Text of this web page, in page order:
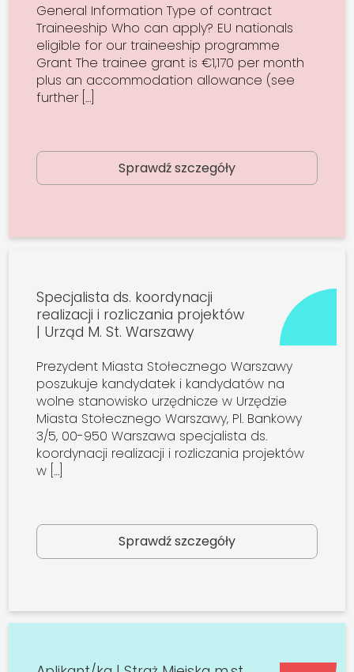
General Information Type of contract
Traineeship Who can apply? EU nationals
eligible for our traineeship programme
Grant The trainee grant is €1,170 per month
plus an accommodation allowance (see
further […]
Sprawdź szczegóły
Specjalista ds. koordynacji
realizacji i rozliczania projektów
| Urząd M. St. Warszawy
Prezydent Miasta Stołecznego Warszawy
poszukuje kandydatek i kandydatów na
wolne stanowisko urzędnicze w Urzędzie
Miasta Stołecznego Warszawy, Pl. Bankowy
3/5, 00-950 Warszawa specjalista ds.
koordynacji realizacji i rozliczania projektów
w […]
Sprawdź szczegóły